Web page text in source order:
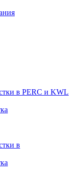
в PERC и KWL
в